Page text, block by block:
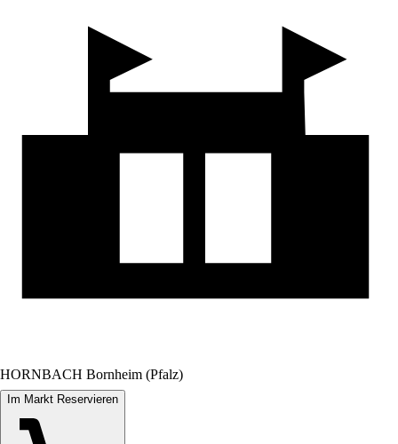
HORNBACH Bornheim (Pfalz)
Im Markt Reservieren